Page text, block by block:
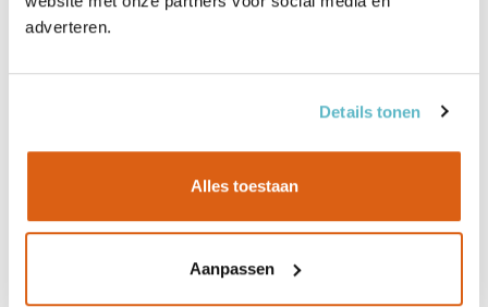
adverteren.
Details tonen
Alles toestaan
Aanpassen
Documenten